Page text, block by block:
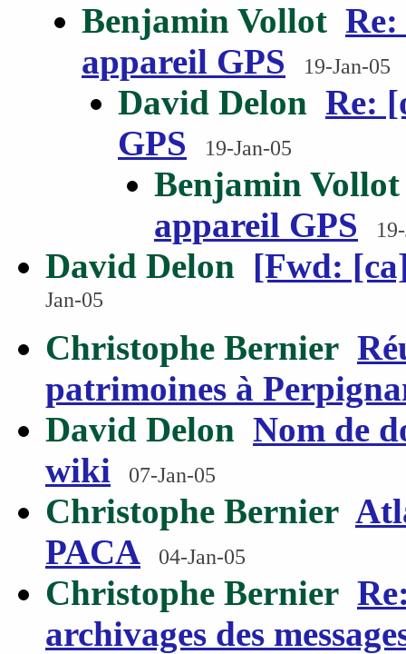
Benjamin Vollot
appareil GPS
19-Jan-05
David Delon Re:
GPS
19-Jan-05
Benjamin Vollot
appareil GPS
David Delon [Fwd:
Jan-05
Christophe Bernier
patrimoines à
David Delon Nom de
wiki
07-Jan-05
Christophe Bernier
PACA
04-Jan-05
Christophe Bernier
archivages des